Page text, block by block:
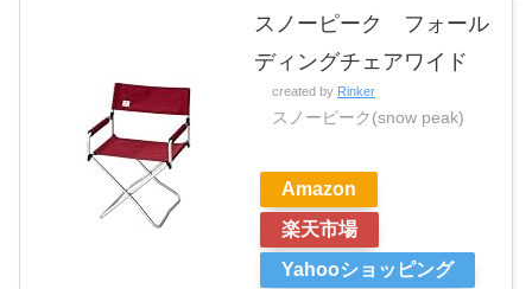
スノーピーク フォール
ディングチェアワイド
created by Rinker
スノーピーク(snow peak)
Amazon
楽天市場
Yahooショッピング